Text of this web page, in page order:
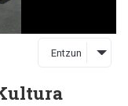
Entzun